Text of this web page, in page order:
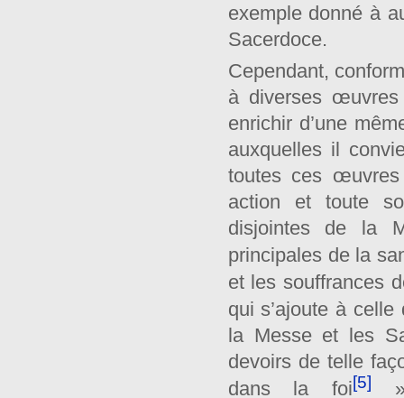
exemple donné à
Sacerdoce.
Cependant,
à diverses
enrichir d’une
auxquelles il
toutes ces œuvres
action et toute
disjointes de la
principales de la
et les souffrances
qui s’ajoute à
la Messe et les
devoirs de telle
dans la foi[5] »